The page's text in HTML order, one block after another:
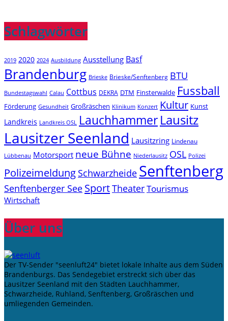
Schlagwörter
2019 2020 2024 Ausbildung Ausstellung Basf
Brandenburg Brieske Brieske/Senftenberg BTU
Bundestagswahl Calau Cottbus DEKRA DTM Finsterwalde Fussball
Förderung Gesundheit Großräschen Klinikum Konzert Kultur Kunst
Landkreis Landkreis OSL LauchhammerLausitz
Lausitzer Seenland Lausitzring Lindenau
Lübbenau Motorsport neue Bühne Niederlausitz OSL Polizei
Polizeimeldung Schwarzheide Senftenberg
Senftenberger See SportTheaterTourismus
Wirtschaft
Über uns
Der TV-Sender "seenluft24" bietet lokale Inhalte aus dem Süden
Brandenburgs. Das Sendegebiet erstreckt sich über das
Lausitzer Seenland mit den Städten Lauchhammer,
Schwarzheide, Ruhland, Senftenberg, Großräschen und
umliegenden Gemeinden.